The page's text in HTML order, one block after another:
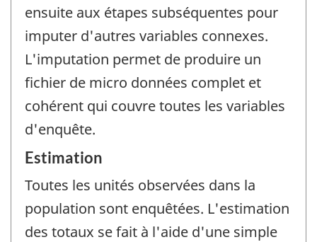
ensuite aux étapes subséquentes pour
imputer d'autres variables connexes.
L'imputation permet de produire un
fichier de micro données complet et
cohérent qui couvre toutes les variables
d'enquête.
Estimation
Toutes les unités observées dans la
population sont enquêtées. L'estimation
des totaux se fait à l'aide d'une simple